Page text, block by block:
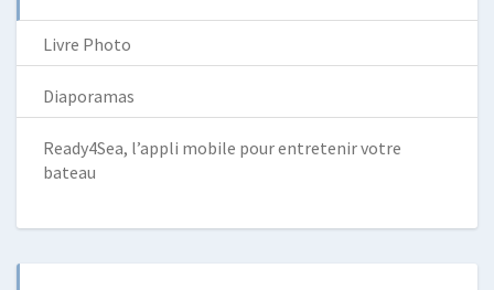
Livre Photo
Diaporamas
Ready4Sea, l’appli mobile pour entretenir votre
bateau